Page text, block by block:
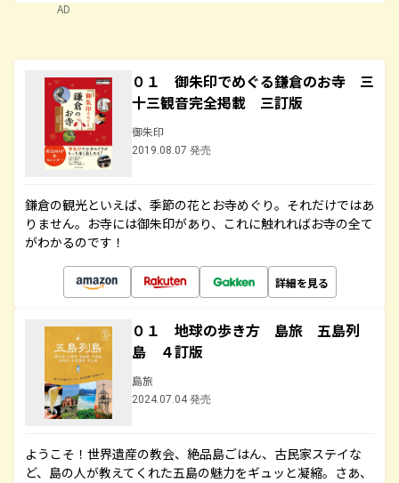
AD
０１ 御朱印でめぐる鎌倉のお寺 三
十三観音完全掲載 三訂版
御朱印
2019.08.07 発売
鎌倉の観光といえば、季節の花とお寺めぐり。それだけではあ
りません。お寺には御朱印があり、これに触れればお寺の全て
がわかるのです！
詳細を見る
０１ 地球の歩き方 島旅 五島列
島 ４訂版
島旅
2024.07.04 発売
ようこそ！世界遺産の教会、絶品島ごはん、古民家ステイな
ど、島の人が教えてくれた五島の魅力をギュッと凝縮。さあ、